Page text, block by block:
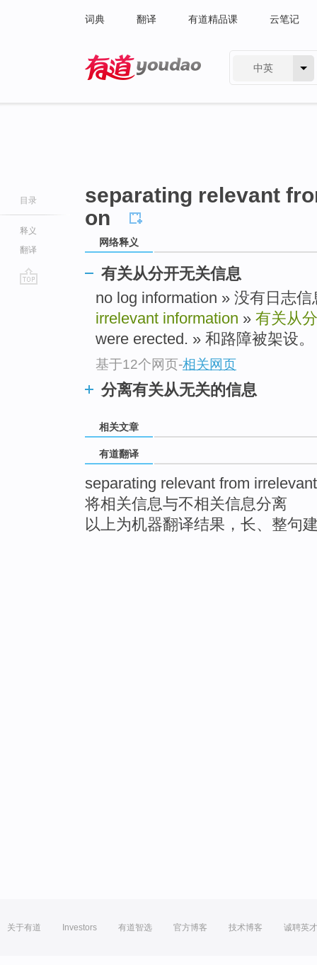
词典 翻译 有道精品课 云笔记
中英
目录
释义
翻译
separating relevant
on
网络释义
有关从分开无关信息
no log information » 没有日志
irrelevant information » 有关从
were erected. » 和路障被架设。
基于12个网页-相关网页
分离有关从无关的信息
相关文章
有道翻译
separating relevant from
将相关信息与不相关信息分离
以上为机器翻译结果，长、整句
关于有道 Investors 有道智选 官方博客 技术博客 诚聘英才